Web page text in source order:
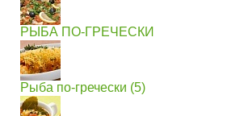
РЫБА ПО-ГРЕЧЕСКИ
Рыба по-гречески (5)